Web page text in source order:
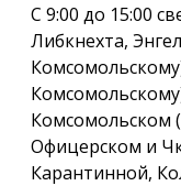
С 9:00 до 15:00
Либкнехта,
Комсомольском
Офицерском и
Карантинной,